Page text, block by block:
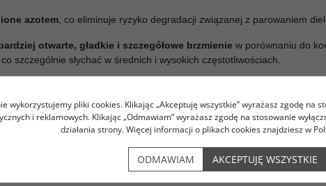
azotem , co eliminuje ryzyko degradacji związanej z parowaniem
otwarte, gładkie i szczegółowe brzmienie w porównaniu do
szczególnie słychać w średnich i wysokich częstotliwościach.
i stabilność)
wykorzystujemy pliki cookies. Klikając „Akceptuję wszystkie” wyrażasz zgodę na
i reklamowych. Klikając „Odmawiam” wyrażasz zgodę na stosowanie
działania strony. Więcej informacji o plikach cookies znajdziesz w
ODMAWIAM AKCEPTUJĘ WSZYSTKIE